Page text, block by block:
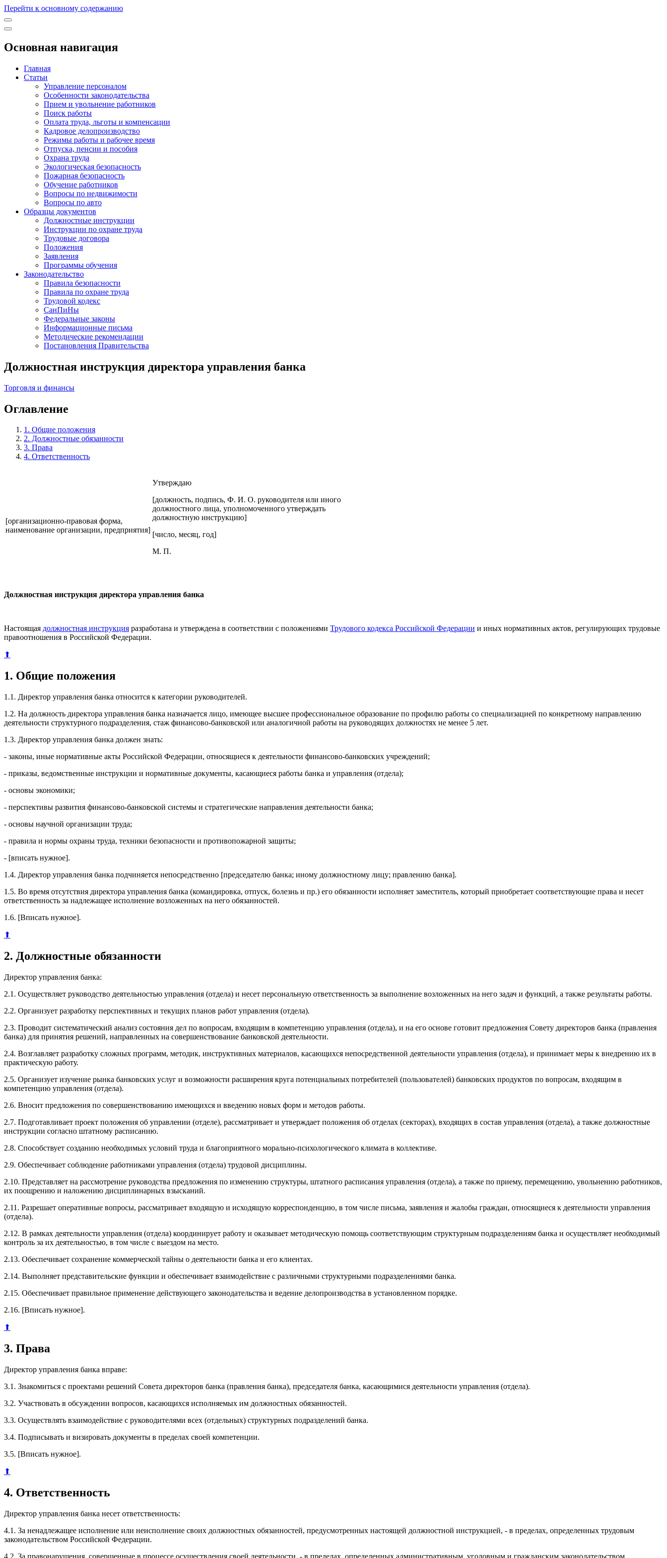
Перейти к основному содержанию
Основная навигация
Главная
Статьи
Управление персоналом
Особенности законодательства
Прием и увольнение работников
Поиск работы
Оплата труда, льготы и компенсации
Кадровое делопроизводство
Режимы работы и рабочее время
Отпуска, пенсии и пособия
Охрана труда
Экологическая безопасность
Пожарная безопасность
Обучение работников
Вопросы по недвижимости
Вопросы по авто
Образцы документов
Должностные инструкции
Инструкции по охране труда
Трудовые договора
Положения
Заявления
Программы обучения
Законодательство
Правила безопасности
Правила по охране труда
Трудовой кодекс
СанПиНы
Федеральные законы
Информационные письма
Методические рекомендации
Постановления Правительства
Должностная инструкция директора управления банка
Торговля и финансы
Оглавление
1. Общие положения
2. Должностные обязанности
3. Права
4. Ответственность
[организационно-правовая форма,
наименование организации, предприятия]
Утверждаю
[должность, подпись, Ф. И. О. руководителя или иного
должностного лица, уполномоченного утверждать
должностную инструкцию]
[число, месяц, год]
М. П.
Должностная инструкция директора управления банка
Настоящая должностная инструкция разработана и утверждена в соответствии с положениями Трудового кодекса Российской Федерации и иных нормативных актов, регулирующих трудовые
правоотношения в Российской Федерации.
⬆
1. Общие положения
1.1. Директор управления банка относится к категории руководителей.
1.2. На должность директора управления банка назначается лицо, имеющее высшее профессиональное образование по профилю работы со специализацией по конкретному направлению
деятельности структурного подразделения, стаж финансово-банковской или аналогичной работы на руководящих должностях не менее 5 лет.
1.3. Директор управления банка должен знать:
- законы, иные нормативные акты Российской Федерации, относящиеся к деятельности финансово-банковских учреждений;
- приказы, ведомственные инструкции и нормативные документы, касающиеся работы банка и управления (отдела);
- основы экономики;
- перспективы развития финансово-банковской системы и стратегические направления деятельности банка;
- основы научной организации труда;
- правила и нормы охраны труда, техники безопасности и противопожарной защиты;
- [вписать нужное].
1.4. Директор управления банка подчиняется непосредственно [председателю банка; иному должностному лицу; правлению банка].
1.5. Во время отсутствия директора управления банка (командировка, отпуск, болезнь и пр.) его обязанности исполняет заместитель, который приобретает соответствующие права и несет
ответственность за надлежащее исполнение возложенных на него обязанностей.
1.6. [Вписать нужное].
⬆
2. Должностные обязанности
Директор управления банка:
2.1. Осуществляет руководство деятельностью управления (отдела) и несет персональную ответственность за выполнение возложенных на него задач и функций, а также результаты работы.
2.2. Организует разработку перспективных и текущих планов работ управления (отдела).
2.3. Проводит систематический анализ состояния дел по вопросам, входящим в компетенцию управления (отдела), и на его основе готовит предложения Совету директоров банка (правления
банка) для принятия решений, направленных на совершенствование банковской деятельности.
2.4. Возглавляет разработку сложных программ, методик, инструктивных материалов, касающихся непосредственной деятельности управления (отдела), и принимает меры к внедрению их в
практическую работу.
2.5. Организует изучение рынка банковских услуг и возможности расширения круга потенциальных потребителей (пользователей) банковских продуктов по вопросам, входящим в
компетенцию управления (отдела).
2.6. Вносит предложения по совершенствованию имеющихся и введению новых форм и методов работы.
2.7. Подготавливает проект положения об управлении (отделе), рассматривает и утверждает положения об отделах (секторах), входящих в состав управления (отдела), а также должностные
инструкции согласно штатному расписанию.
2.8. Способствует созданию необходимых условий труда и благоприятного морально-психологического климата в коллективе.
2.9. Обеспечивает соблюдение работниками управления (отдела) трудовой дисциплины.
2.10. Представляет на рассмотрение руководства предложения по изменению структуры, штатного расписания управления (отдела), а также по приему, перемещению, увольнению работников,
их поощрению и наложению дисциплинарных взысканий.
2.11. Разрешает оперативные вопросы, рассматривает входящую и исходящую корреспонденцию, в том числе письма, заявления и жалобы граждан, относящиеся к деятельности управления
(отдела).
2.12. В рамках деятельности управления (отдела) координирует работу и оказывает методическую помощь соответствующим структурным подразделениям банка и осуществляет необходимый
контроль за их деятельностью, в том числе с выездом на место.
2.13. Обеспечивает сохранение коммерческой тайны о деятельности банка и его клиентах.
2.14. Выполняет представительские функции и обеспечивает взаимодействие с различными структурными подразделениями банка.
2.15. Обеспечивает правильное применение действующего законодательства и ведение делопроизводства в установленном порядке.
2.16. [Вписать нужное].
⬆
3. Права
Директор управления банка вправе:
3.1. Знакомиться с проектами решений Совета директоров банка (правления банка), председателя банка, касающимися деятельности управления (отдела).
3.2. Участвовать в обсуждении вопросов, касающихся исполняемых им должностных обязанностей.
3.3. Осуществлять взаимодействие с руководителями всех (отдельных) структурных подразделений банка.
3.4. Подписывать и визировать документы в пределах своей компетенции.
3.5. [Вписать нужное].
⬆
4. Ответственность
Директор управления банка несет ответственность:
4.1. За ненадлежащее исполнение или неисполнение своих должностных обязанностей, предусмотренных настоящей должностной инструкцией, - в пределах, определенных трудовым
законодательством Российской Федерации.
4.2. За правонарушения, совершенные в процессе осуществления своей деятельности, - в пределах, определенных административным, уголовным и гражданским законодательством